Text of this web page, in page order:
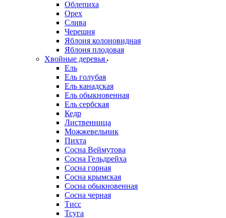
Облепиха
Орех
Слива
Черешня
Яблоня колоновидная
Яблоня плодовая
Хвойные деревья
Ель
Ель голубая
Ель канадская
Ель обыкновенная
Ель сербская
Кедр
Лиственница
Можжевельник
Пихта
Сосна Веймутова
Сосна Гельдрейха
Сосна горная
Сосна крымская
Сосна обыкновенная
Сосна черная
Тисс
Тсуга